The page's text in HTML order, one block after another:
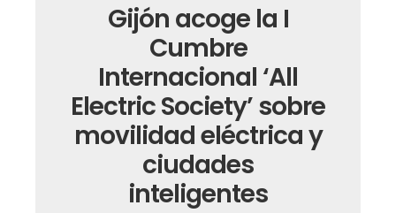
Gijón acoge la I
Cumbre
Internacional ‘All
Electric Society’ sobre
movilidad eléctrica y
ciudades
inteligentes